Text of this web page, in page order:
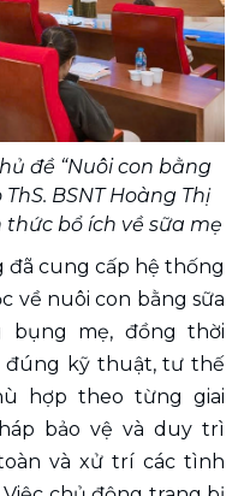
đề “Nuôi con bằng
BSNT Hoàng Thị
bổ ích về sữa mẹ
đã cung cấp hệ thống
về nuôi con bằng sữa
mẹ, đồng thời
đúng kỹ thuật, tư thế
hợp theo từng giai
bảo vệ và duy trì
và xử trí các tình